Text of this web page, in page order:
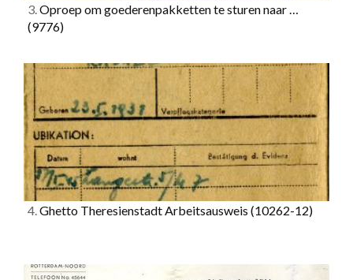
3.Oproep om goederenpakketten te sturen naar …
(9776)
4.Ghetto Theresienstadt Arbeitsausweis (10262-12)